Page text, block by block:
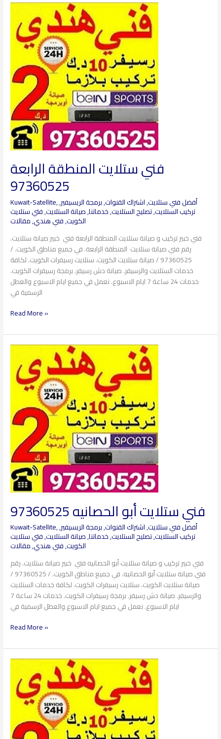
فني ستلايت المنطقة الرابعة
97360525
Kuwait-Satellite, أفضل فني ستلايت,اشتراك القنوات,برمجة الريسيفير,
تركيب الستلايت,تصليح الستلايت,خدماتنا,صيانة الستلايت,فتي ستلايت
الكويت,فني هندي,مقالات
فني خبير تركيب و صيانة ستلايت المنطقة الرابعة فني خبير صيانة ستلايت.
رقم فني صيانة ستلايت المنطقة الرابعة. في جميع مناطق الكويت. /
97360525 / صيانة ستلايت الكويت. ستلايت رسيفرات الكويت. لكافة
خدمات الستلايت والرسيفر. صيانة دش رسيفر. برمجة رسيفرات الكويت.
خدمات 24 ساعة 7 ايام الاسبوع. نعمل في جميع ايام الاسبوع والعطل
الرسمية في
فني
ستلايت
المنطقة
الرابعة
97360525
Read More »
فني ستلايت أبو الحصانيه​ 97360525
Kuwait-Satellite, أفضل فني ستلايت,اشتراك القنوات,برمجة الريسيفير,
تركيب الستلايت,تصليح الستلايت,خدماتنا,صيانة الستلايت,فتي ستلايت
الكويت,فني هندي,مقالات
فني خبير تركيب و صيانة ستلايت أبو الحصانيه​ فني خبير صيانة ستلايت. رقم
فني صيانة ستلايت أبو الحصانيه. في جميع مناطق الكويت. / 97360525 /
صيانة ستلايت الكويت. ستلايت رسيفرات الكويت. لكافة خدمات الستلايت
والرسيفر. صيانة دش رسيفر. برمجة رسيفرات الكويت. خدمات 24 ساعة 7
ايام الاسبوع. نعمل في جميع ايام الاسبوع والعطل الرسمية في
فني
ستلايت
أبو
الحصانيه​
97360525
Read More »
فني
ستلايت
هدية
97360525